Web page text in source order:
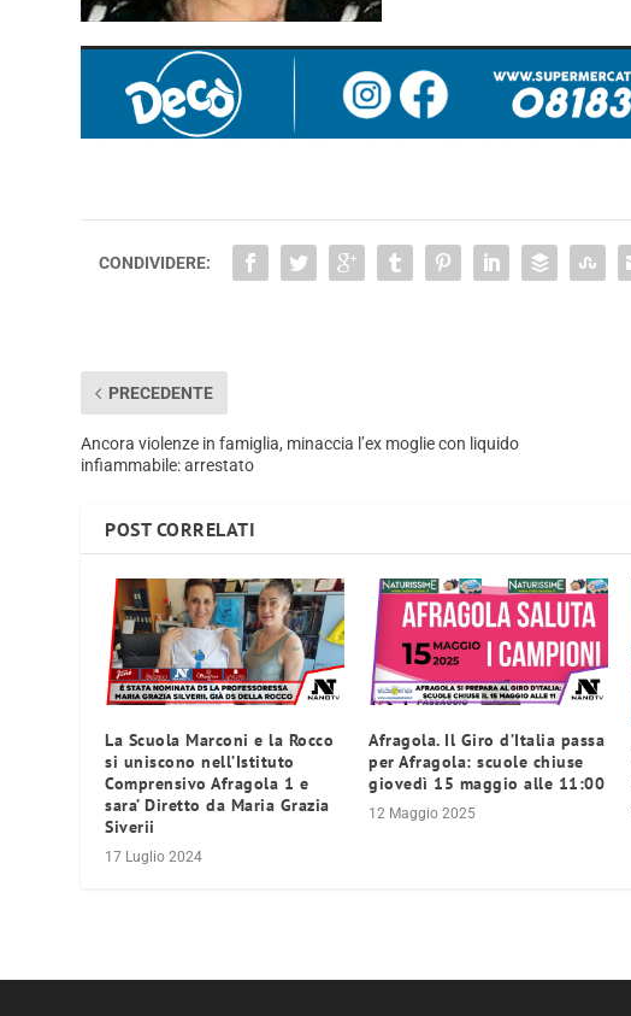
CONDIVIDERE:
PRECEDENTE
Ancora violenze in famiglia, minaccia l’ex moglie con liquido
infiammabile: arrestato
POST CORRELATI
La Scuola Marconi e la Rocco
si uniscono nell’Istituto
Comprensivo Afragola 1 e
sara’ Diretto da Maria Grazia
Siverii
17 Luglio 2024
Afragola. Il Giro d’Italia passa
per Afragola: scuole chiuse
giovedì 15 maggio alle 11:00
12 Maggio 2025